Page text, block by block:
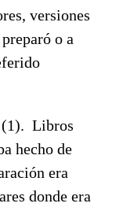
versiones
o a
(1). Libros
hecho de
era
donde era